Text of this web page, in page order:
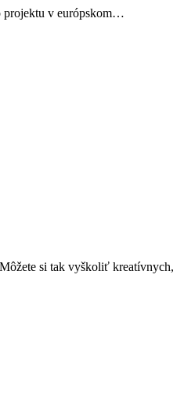
projektu v európskom…
si tak vyškoliť kreatívnych,